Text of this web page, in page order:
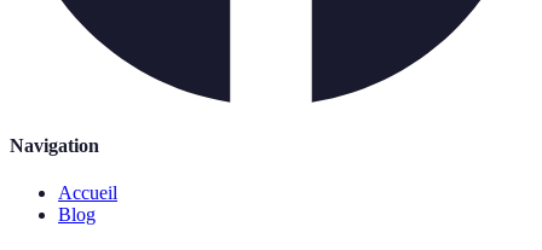
Navigation
Accueil
Blog